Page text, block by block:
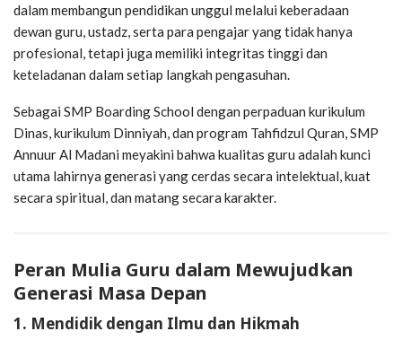
dalam membangun pendidikan unggul melalui keberadaan
dewan guru, ustadz, serta para pengajar yang tidak hanya
profesional, tetapi juga memiliki integritas tinggi dan
keteladanan dalam setiap langkah pengasuhan.
Sebagai SMP Boarding School dengan perpaduan kurikulum
Dinas, kurikulum Dinniyah, dan program Tahfidzul Quran, SMP
Annuur Al Madani meyakini bahwa kualitas guru adalah kunci
utama lahirnya generasi yang cerdas secara intelektual, kuat
secara spiritual, dan matang secara karakter.
Peran Mulia Guru dalam Mewujudkan
Generasi Masa Depan
1. Mendidik dengan Ilmu dan Hikmah